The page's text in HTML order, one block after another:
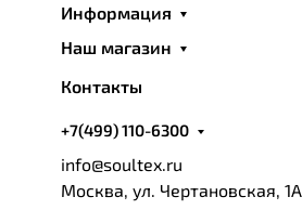
Информация
Наш магазин
Контакты
+7(499) 110-6300
info@soultex.ru
Москва, ул. Чертановская, 1А